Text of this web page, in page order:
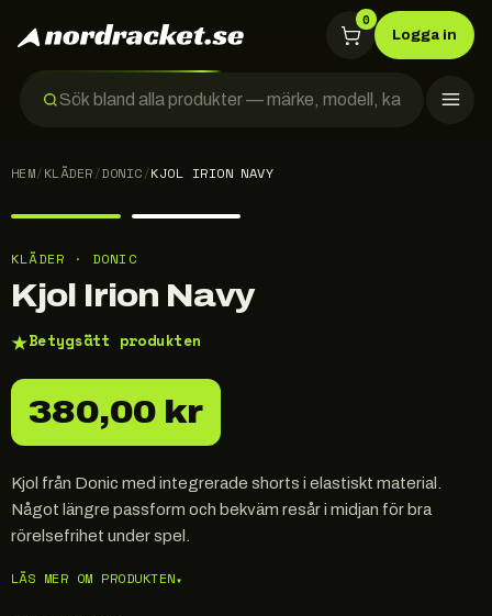
0
Logga in
HEM/KLÄDER/DONIC/KJOL IRION NAVY
KLÄDER · DONIC
Kjol Irion Navy
★Betygsätt produkten
380,00 kr
Kjol från Donic med integrerade shorts i elastiskt material.
Något längre passform och bekväm resår i midjan för bra
rörelsefrihet under spel.
LÄS MER OM PRODUKTEN▾